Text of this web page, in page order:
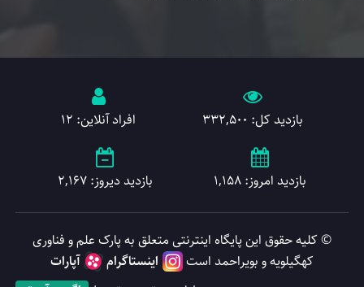
بازدید کل: 332,500 افراد آنلاین: 12
بازدید امروز: 1,158 بازدید دیروز: 2,167
© کلیه حقوق این پایگاه اینترنتی متعلق به پارک علم و فناوری
کهگیلویه و بویراحمد است
اینستاگرام
آپارات